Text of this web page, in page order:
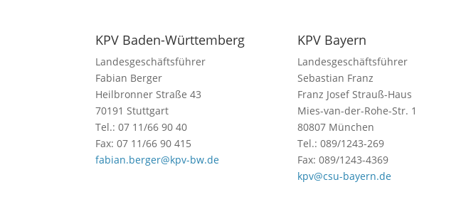
KPV Baden-Württemberg
Landesgeschäftsführer
Fabian Berger
Heilbronner Straße 43
70191 Stuttgart
Tel.: 07 11/66 90 40
Fax: 07 11/66 90 415
fabian.berger@kpv-bw.de
KPV Bayern
Landesgeschäftsführer
Sebastian Franz
Franz Josef Strauß-Haus
Mies-van-der-Rohe-Str. 1
80807 München
Tel.: 089/1243-269
Fax: 089/1243-4369
kpv@csu-bayern.de